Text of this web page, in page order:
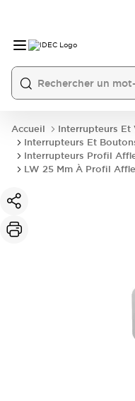
Accueil
Interrupteurs Et
Interrupteurs Et
Interrupteurs Profil
LW 25 Mm À Profil